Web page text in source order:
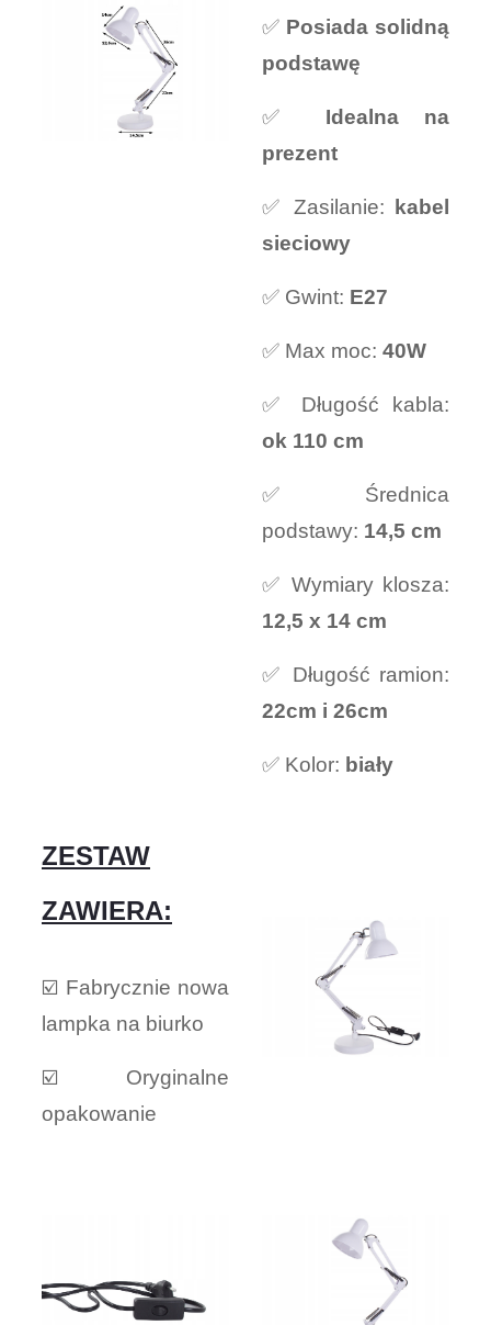
✅ Posiada solidną
podstawę
✅ Idealna na
prezent
✅ Zasilanie: kabel
sieciowy
✅ Gwint: E27
✅ Max moc: 40W
✅ Długość kabla:
ok 110 cm
✅ Średnica
podstawy: 14,5 cm
✅ Wymiary klosza:
12,5 x 14 cm
✅ Długość ramion:
22cm i 26cm
✅ Kolor: biały
ZESTAW
ZAWIERA:
☑️ Fabrycznie nowa
lampka na biurko
☑️ Oryginalne
opakowanie